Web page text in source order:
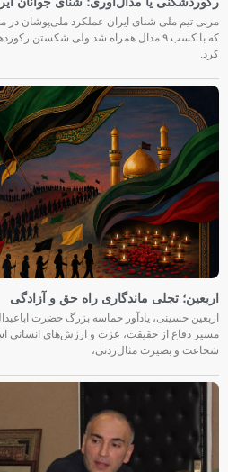
یا مدال‌آوری؛ شنای جوانان ایران در
ملی شنای ایران عملکرد ملی‌پوشان در
که با کسب ۹ مدال همراه شد ولی شکستن رکوردهای
تجلی ماندگاری راه حق و آزادگی
حسینی، یادآور حماسه بزرگ حضرت اباعبدالله
از حقیقت، عزت و ارزش‌های انسانی است.
و بصیرت مثال‌زدنی،